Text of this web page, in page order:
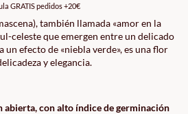
GRATIS pedidos +20€
también llamada «amor en la
celeste que emergen entre un delicado
efecto de «niebla verde», es una flor
y elegancia.
abierta, con alto índice de germinación